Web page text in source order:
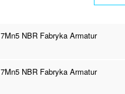
NBR Fabryka Armatur
NBR Fabryka Armatur